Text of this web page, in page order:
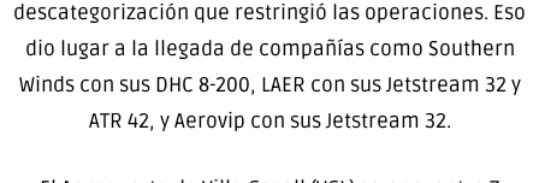
descategorización que restringió las operaciones. Eso
dio lugar a la llegada de compañías como Southern
Winds con sus DHC 8-200, LAER con sus Jetstream 32 y
ATR 42, y Aerovip con sus Jetstream 32.